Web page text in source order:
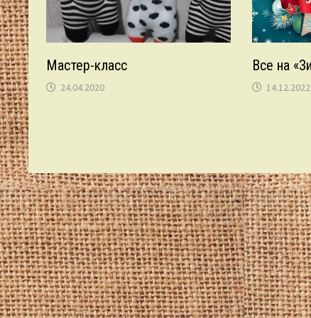
Мастер-класс
24.04.2020
Все на
14.12.2022